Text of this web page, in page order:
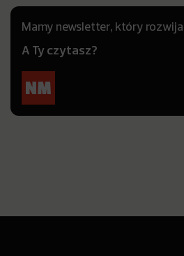
Mamy newsletter, który
A Ty czytasz?